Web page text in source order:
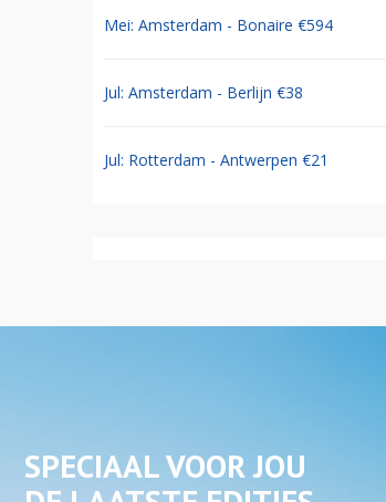
Mei: Amsterdam - Bonaire €594
Jul: Amsterdam - Berlijn €38
Jul: Rotterdam - Antwerpen €21
SPECIAAL VOOR JOU